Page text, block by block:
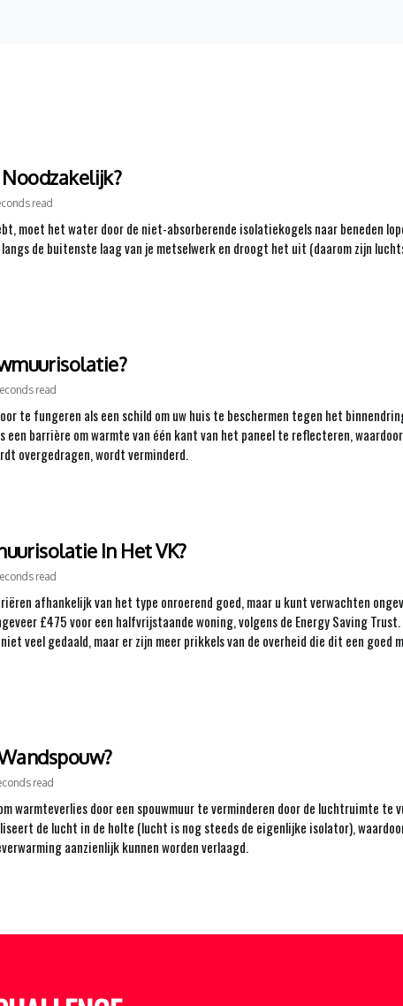
read
moet het water door de niet-absorberende isolatiekogels naar beneden
de buitenste laag van je metselwerk en droogt het uit (daarom zijn
read
te fungeren als een schild om uw huis te beschermen tegen het
barrière om warmte van één kant van het paneel te reflecteren,
overgedragen, wordt verminderd.
In Het VK?
read
afhankelijk van het type onroerend goed, maar u kunt verwachten
£475 voor een halfvrijstaande woning, volgens de Energy Saving
veel gedaald, maar er zijn meer prikkels van de overheid die dit een goed
read
warmteverlies door een spouwmuur te verminderen door de luchtruimte te
de lucht in de holte (lucht is nog steeds de eigenlijke isolator),
aanzienlijk kunnen worden verlaagd.